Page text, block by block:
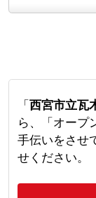
「 西宮市立瓦
ら、「オープ
手伝いをさせ
せください。